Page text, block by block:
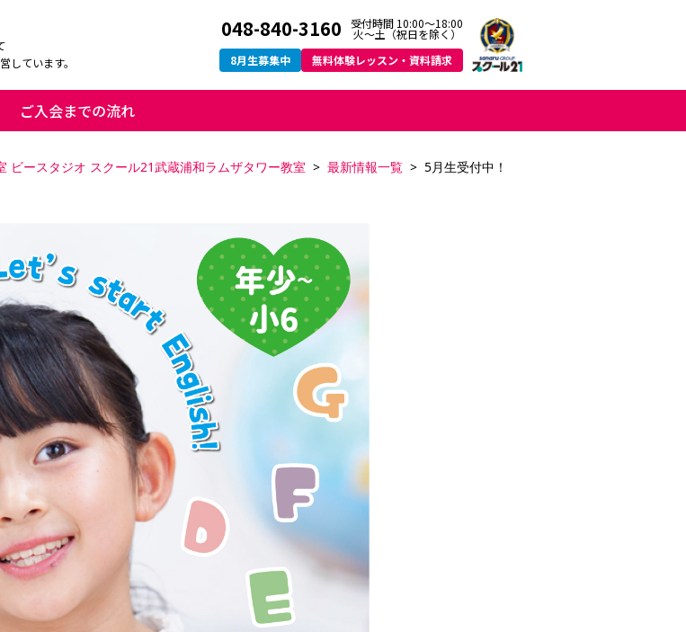
しています。
048-840-3160 受付時間 10:00～18:00
火〜土（祝日を除く）
8月生募集中 無料体験レッスン・資料請求
ご入会までの流れ
ビースタジオ スクール21武蔵浦和ラムザタワー教室 最新情報一覧 5月生受付中！